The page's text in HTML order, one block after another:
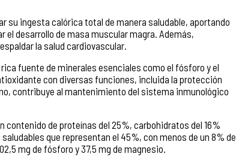
su ingesta calórica total de manera saludable, aportando
desarrollo de masa muscular magra. Además,
la salud cardiovascular.
fuente de minerales esenciales como el fósforo y el
con diversas funciones, incluida la protección
contribuye al mantenimiento del sistema inmunológico
de proteínas del 25%, carbohidratos del 16%
que representan el 45%, con menos de un 8% de
mg de fósforo y 37,5 mg de magnesio.